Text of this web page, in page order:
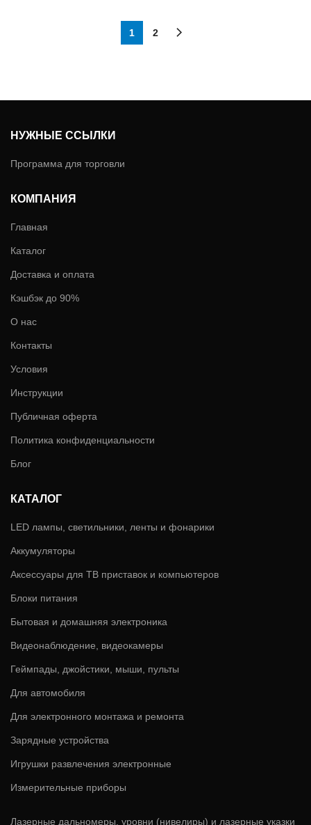
1 2
НУЖНЫЕ ССЫЛКИ
Программа для торговли
КОМПАНИЯ
Главная
Каталог
Доставка и оплата
Кэшбэк до 90%
О нас
Контакты
Условия
Инструкции
Публичная оферта
Политика конфиденциальности
Блог
КАТАЛОГ
LED лампы, светильники, ленты и фонарики
Аккумуляторы
Аксессуары для ТВ приставок и компьютеров
Блоки питания
Бытовая и домашняя электроника
Видеонаблюдение, видеокамеры
Геймпады, джойстики, мыши, пульты
Для автомобиля
Для электронного монтажа и ремонта
Зарядные устройства
Игрушки развлечения электронные
Измерительные приборы
Лазерные дальномеры, уровни (нивелиры) и лазерные указки